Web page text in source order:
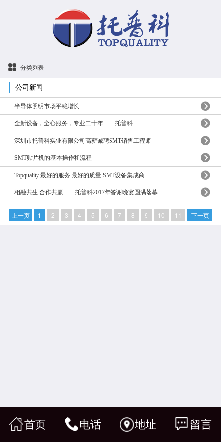
分类列表
公司新闻
半导体照明市场平稳增长
全新设备，全心服务，专业二十年——托普科
深圳市托普科实业有限公司高薪诚聘SMT销售工程师
SMT贴片机的基本操作和流程
Topquality 最好的服务 最好的质量 SMT设备集成商
相融共生 合作共赢——托普科2017年答谢晚宴圆满落幕
上一页 1 2 3 4 5 6 7 8 9 10 11 下一页
首页 电话 地址 留言